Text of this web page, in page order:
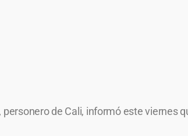
personero de Cali, informó este viernes